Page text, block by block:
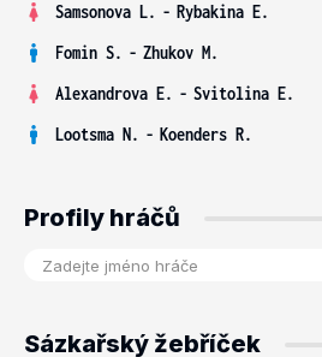
Samsonova L. - Rybakina E.
Fomin S. - Zhukov M.
Alexandrova E. - Svitolina E.
Lootsma N. - Koenders R.
Profily hráčů
Sázkařský žebříček